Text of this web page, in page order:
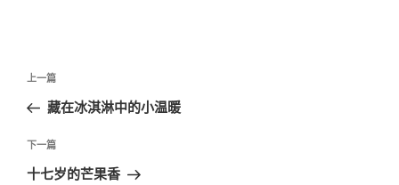
文
导
航
上
一
文
章
上一篇
藏在冰淇淋中的小温暖
下
一
下一篇
十七岁的芒果香